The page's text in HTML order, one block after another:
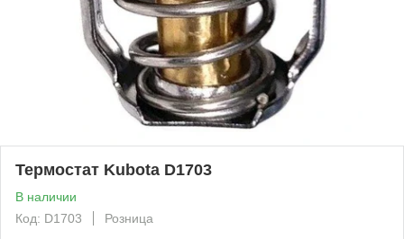
Термостат Kubota D1703
В наличии
Код: D1703
Розница